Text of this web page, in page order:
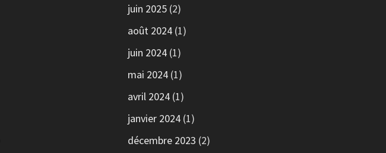
juin 2025 (2)
août 2024 (1)
juin 2024 (1)
mai 2024 (1)
avril 2024 (1)
janvier 2024 (1)
décembre 2023 (2)